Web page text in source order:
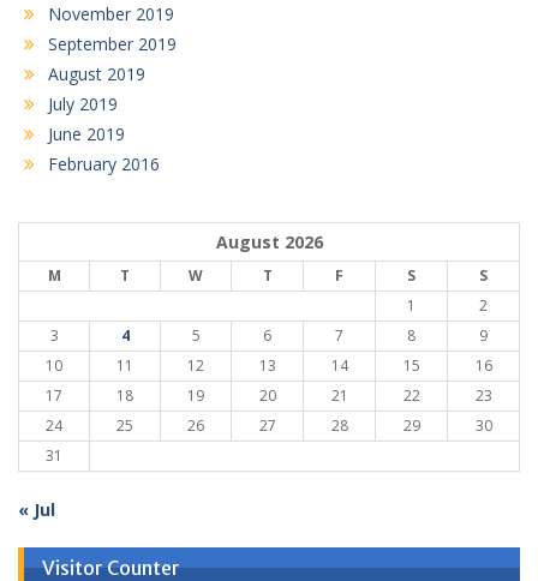
November 2019
September 2019
August 2019
July 2019
June 2019
February 2016
August 2026
M T W T F S
S
1
2
3
4 5 6 7 8
9
10
11 12 13 14 15
16
17
18 19 20 21 22
23
24
25 26 27 28 29
30
31
« Jul
Visitor Counter